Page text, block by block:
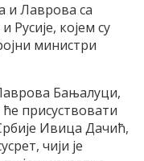
и Лаврова са
Русије, којем су
министри
Бањалуци,
присуствовати
Ивица Дачић,
чији је